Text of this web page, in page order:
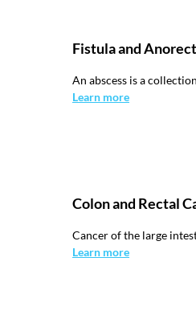
Fistula and
An abscess is a
Learn more
Colon and Rectal
Cancer of the large
Learn more